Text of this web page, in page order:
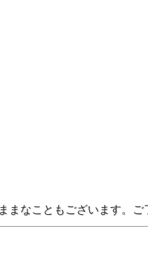
なこともございます。ご